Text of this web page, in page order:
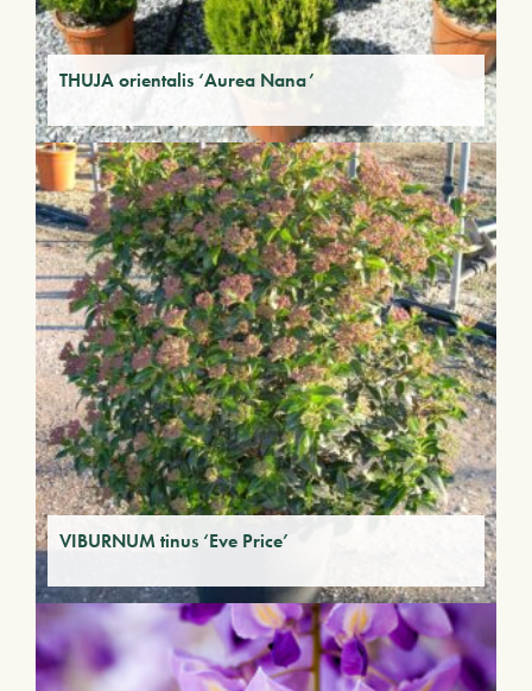
THUJA orientalis ‘Aurea Nana’
VIBURNUM tinus ‘Eve Price’